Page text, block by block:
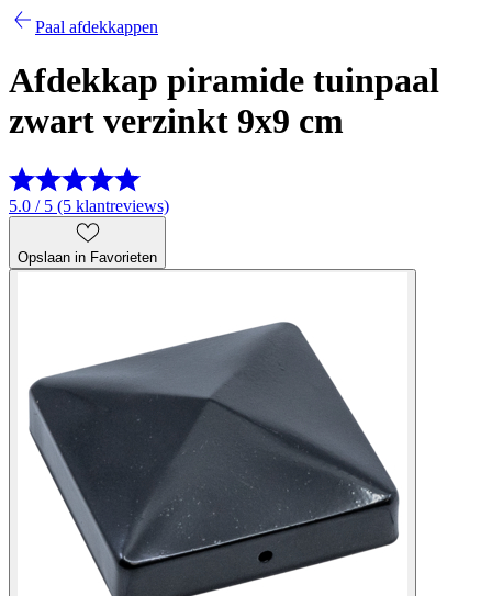
Paal afdekkappen
Afdekkap piramide tuinpaal
zwart verzinkt 9x9 cm
5.0 / 5 (5 klantreviews)
Opslaan in Favorieten